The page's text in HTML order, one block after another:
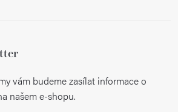
vám budeme zasílat informace o
našem e-shopu.